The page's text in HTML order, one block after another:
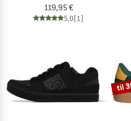
119,95 €
5,0(1)
til